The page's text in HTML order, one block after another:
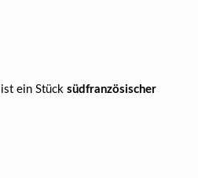
ein Stück südfranzösischer